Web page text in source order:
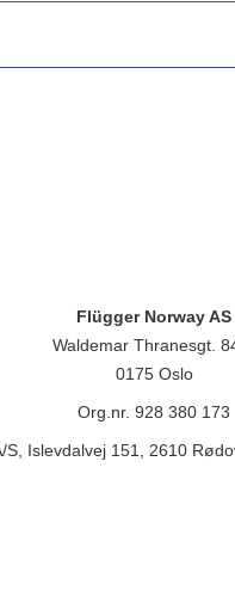
Flügger Norway AS
Waldemar Thranesgt.
0175 Oslo
Org.nr. 928 380 173
Islevdalvej 151, 2610